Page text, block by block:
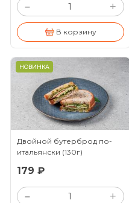
– +
В корзину
НОВИНКА
Двойной бутерброд по-
итальянски (130г)
179 ₽
– +